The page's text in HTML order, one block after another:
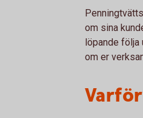
om sina
löpande följa
om er